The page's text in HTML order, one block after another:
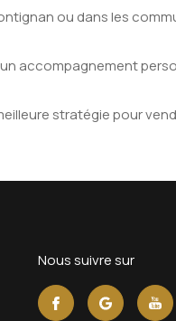
ou dans les
accompagnement
stratégie pour
nous suivre sur